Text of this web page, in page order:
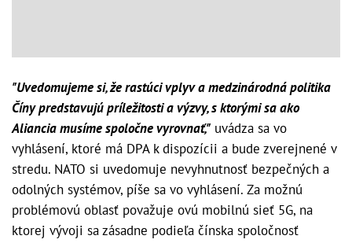
"Uvedomujeme si, že rastúci vplyv a medzinárodná politika
Číny predstavujú príležitosti a výzvy, s ktorými sa ako
Aliancia musíme spoločne vyrovnať," uvádza sa vo
vyhlásení, ktoré má DPA k dispozícii a bude zverejnené v
stredu. NATO si uvedomuje nevyhnutnosť bezpečných a
odolných systémov, píše sa vo vyhlásení. Za možnú
problémovú oblasť považuje ovú mobilnú sieť 5G, na
ktorej vývoji sa zásadne podieľa čínska spoločnosť